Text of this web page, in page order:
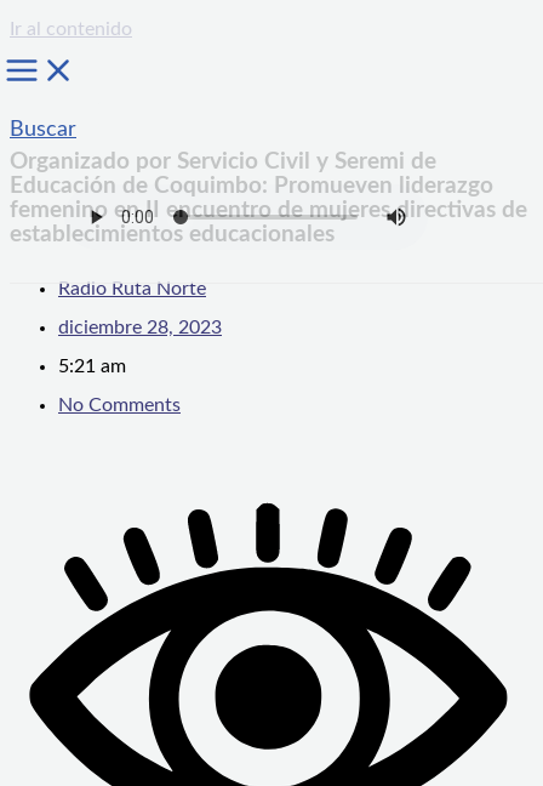
Ir al contenido
Buscar
Organizado por Servicio Civil y Seremi de
Educación de Coquimbo: Promueven liderazgo
femenino en II encuentro de mujeres directivas de
establecimientos educacionales
Radio Ruta Norte
diciembre 28, 2023
5:21 am
No Comments